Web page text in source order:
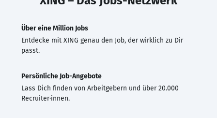
Über eine Million Jobs
Entdecke mit XING genau den Job, der wirklich zu Dir
passt.
Persönliche Job-Angebote
Lass Dich finden von Arbeitgebern und über 20.000
Recruiter·innen.